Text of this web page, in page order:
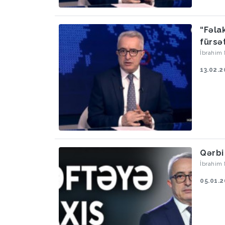
İbrahim
Qərbi
İbrahim